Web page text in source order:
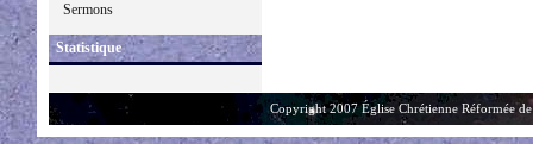
Sermons
Statistique
Copyright 2007 Église Chrétienne Réformée